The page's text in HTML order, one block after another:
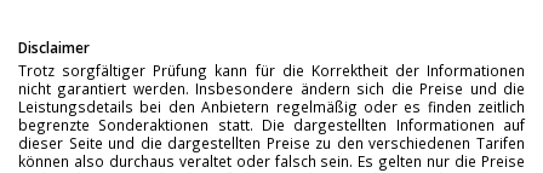
Disclaimer
Trotz sorgfältiger Prüfung kann für die Korrektheit der Informationen
nicht garantiert werden. Insbesondere ändern sich die Preise und die
Leistungsdetails bei den Anbietern regelmäßig oder es finden zeitlich
begrenzte Sonderaktionen statt. Die dargestellten Informationen auf
dieser Seite und die dargestellten Preise zu den verschiedenen Tarifen
können also durchaus veraltet oder falsch sein. Es gelten nur die Preise